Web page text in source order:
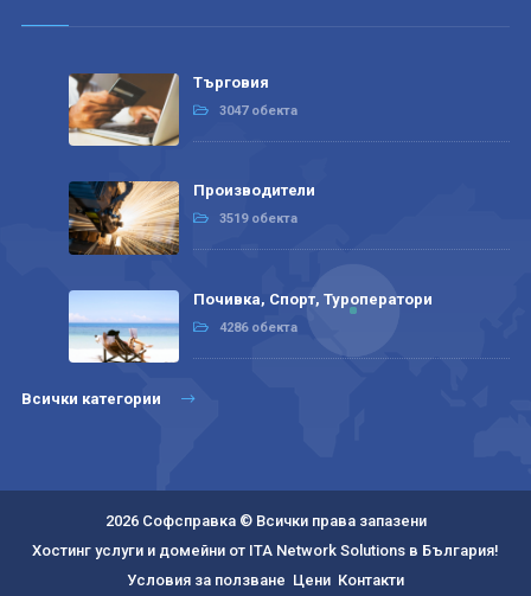
Търговия
3047 обекта
Производители
3519 обекта
Почивка, Спорт, Туроператори
4286 обекта
Всички категории
2026 Софсправка © Всички права запазени
Хостинг услуги и домейни от ITA Network Solutions в България!
Условия за ползване Цени Контакти